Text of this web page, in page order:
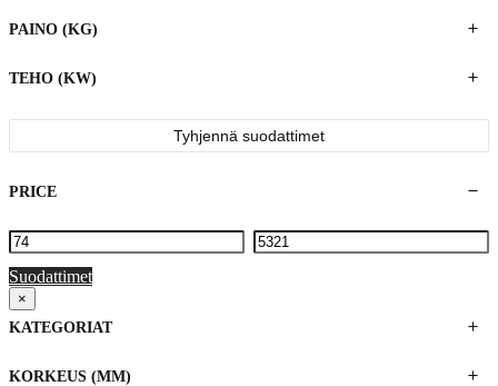
PAINO (KG)
TEHO (KW)
Tyhjennä suodattimet
PRICE
Suodattimet
×
KATEGORIAT
KORKEUS (MM)